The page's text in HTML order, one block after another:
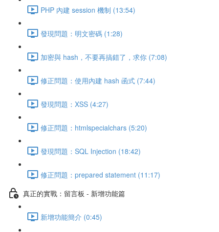
PHP 內建 session 機制 (13:54)
發現問題：明文密碼 (1:28)
加密與 hash，不要再搞錯了，求你 (7:08)
修正問題：使用內建 hash 函式 (7:44)
發現問題：XSS (4:27)
修正問題：htmlspecialchars (5:20)
發現問題：SQL Injection (18:42)
修正問題：prepared statement (11:17)
真正的實戰：留言板 - 新增功能篇
新增功能簡介 (0:45)